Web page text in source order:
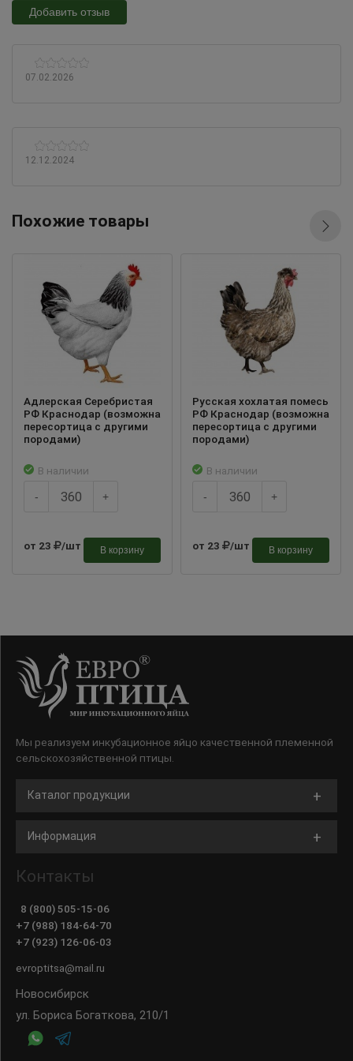
Добавить отзыв
07.02.2026
12.12.2024
Похожие товары
Адлерская Серебристая
РФ Краснодар (возможна
пересортица с другими
породами)
В наличии
- +
от 23 /шт В корзину
Русская хохлатая помесь
РФ Краснодар (возможна
пересортица с другими
породами)
В наличии
- +
от 23 /шт В корзину
Мы реализуем инкубационное яйцо качественной племенной
сельскохозяйственной птицы.
Каталог продукции
Информация
Контакты
8 (800) 505-15-06
+7 (988) 184-64-70
+7 (923) 126-06-03
evroptitsa@mail.ru
Новосибирск
ул. Бориса Богаткова, 210/1